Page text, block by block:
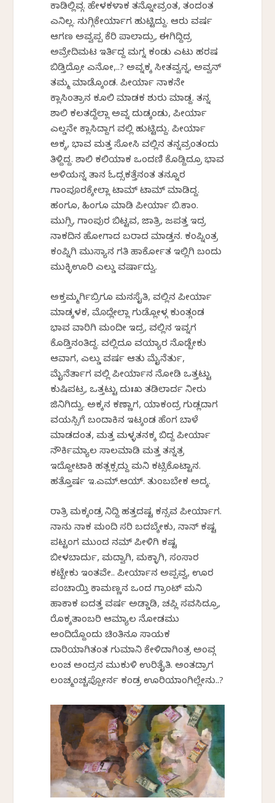
ಕಾಡಿಲ್ಲಿವ್ಗ. ಹೇಳಕಳಾಕ ತನ್ನೋವ್ರಂತ, ತಂದಂತ
ಎನಿಲ್ಲ. ನುಗ್ಗಿಕೇರ್ಯಾಗ ಹುಟ್ಟಿದ್ದು. ಆರು ವರ್ಷ
ಆಗಣ ಅವ್ವಪ್ಪ ಕೆರಿ ಪಾಲಾದ್ರು, ಈಗಿದ್ದಿದ್ರ
ಅವ್ರೇದಿಮಟ ಇರ್ತಿದ್ದ ಮಗ್ನ ಕಂಡು ಎಟು ಹರಷ
ಬಿಡ್ತಿದ್ರೋ ಎನೋ,..? ಅವ್ನಕ್ಕ ಸೀತವ್ವನ್ನ, ಅವ್ವನ್
ತಮ್ಮ ಮಾಡ್ಕೊಂಡ. ಪೀರ್ಯಾ ನಾಕನೇ
ಕ್ಲಾಸಿಂತ್ರಾನ ಕೂಲಿ ಮಾಡಕ ಶುರು ಮಾಡ್ದ. ತನ್ನ
ಶಾಲಿ ಕಲತದ್ದೆಲ್ಲಾ ಅವ್ನ ದುಡ್ಕಂಡು, ಪೀರ್ಯಾ
ಎಲ್ಡನೇ ಕ್ಲಾಸಿದ್ದಾಗ ವಲ್ಲಿ ಹುಟ್ಟಿದ್ದು. ಪೀರ್ಯಾ
ಅಕ್ಕ, ಭಾವ ಮತ್ತ ಸೋಸಿ ವಲ್ಲಿನ ತನ್ನವ್ರಂತಂದು
ತಿಳ್ದಿದ್ದ. ಶಾಲಿ ಕಲಿಯಾಕ ಒಂದಣಿ ಕೊಡ್ದಿದ್ರೂ ಭಾವ
ಅಳಿಯನ್ನ ತಾನ ಓದ್ಸಕತ್ತೆನಂತ ತನ್ನೂರ
ಗಾಂಪೂರಕ್ಕೇಲ್ಲಾ ಟಾಮ್ ಟಾಮ್ ಮಾಡಿದ್ದ.
ಹಂಗೂ, ಹಿಂಗೂ ಮಾಡಿ ಪೀರ್ಯಾ ಬಿ.ಕಾಂ.
ಮುಗ್ಸಿ, ಗಾಂಪುರ ಬಿಟ್ಟವ, ಜಾತ್ರಿ, ಜಪತ್ತ ಇದ್ರ
ನಾಕದಿನ ಹೋಗಾದ ಬರಾದ ಮಾಡ್ತನ. ಕಂಪ್ನಿಂತ್ರ
ಕಂಪ್ನಿಗಿ ಮುಸ್ಯಾನ ಗತಿ ಹಾರ್ಕೋತ ಇಲ್ಲಿಗಿ ಬಂದು
ಮುಕ್ಳಿಊರಿ ಎಲ್ಡು ವರ್ಷಾದ್ವು.
ಅಕ್ತಮ್ಮರ್ಗಿಬ್ರಿಗೂ ಮನಸೈತಿ, ವಲ್ಲಿನ ಪೀರ್ಯಾ
ಮಾಡ್ಕಳಕ, ಮೊದ್ಲೇಲ್ಲಾ ಗುಡ್ಲೋಳ್ಗ ಕುಂತ್ಗಂಡ
ಭಾವ ವಾರಿಗಿ ಮಂದೀ ಇದ್ರ, ವಲ್ಲಿನ ಇವ್ನಗ
ಕೊಡ್ತಿನಂತಿದ್ದ. ವಲ್ಲಿದೂ ವಯ್ಯಾರ ನೊಡ್ಬೇಕು
ಆವಾಗ, ಎಲ್ಡು ವರ್ಷ ಆತು ಮೈನೆರ್ತು,
ಮೈನೆರ್ತಾಗ ವಲ್ಲಿ ಪೀರ್ಯಾನ ನೋಡಿ ಒತ್ತಟ್ಟು
ಕುಷಿಪಟ್ರ, ಒತ್ತಟ್ಟು ದುಃಖ ತಡಿಲಾರ್ದ ನೀರು
ಜಿನಿಗಿದ್ವು. ಅಕ್ಕನ ಕಣ್ಣಾಗ, ಯಾಕಂದ್ರ ಗುಡ್ಲದಾಗ
ವಯಸ್ಸಿಗೆ ಬಂದಾಕಿನ ಇಟ್ಕಂಡ ಹೆಂಗ ಬಾಳೆ
ಮಾಡದಂತ, ಮತ್ತ ಮಳ್ಳತನಕ್ಕ ಬಿದ್ದ ಪೀರ್ಯಾ
ನೌರ್ಕಿಮ್ಯಾಲ ಸಾಲಮಾಡಿ ಮತ್ತ ತನ್ನತ್ರ
ಇದ್ದೋಟಾಕಿ ಹತ್ಲಕ್ಸದ್ದು ಮನಿ ಕಟ್ಸಿಕೊಟ್ಟಾನ.
ಹತ್ತೊರ್ಷ ಇ.ಎಮ್.ಆಯ್. ತುಂಬಬೇಕ ಅದ್ಕ.
ರಾತ್ರಿ ಮಕ್ಕಂಡ್ರ ನಿದ್ದಿ ಹತ್ತದಷ್ಟ ಕನ್ಸವ ಪೀರ್ಯಾಗ.
ನಾನು ನಾಕ ಮಂದಿ ಸರಿ ಬದಬ್ಕೇಕು, ನಾನ್ ಕಷ್ಟ
ಪಟ್ಟಂಗ ಮುಂದ ನಮ್ ಪೀಳಿಗಿ ಕಷ್ಟ
ಬೀಳಬಾರ್ದು, ಮದ್ವಾಗಿ, ಮಕ್ಳಾಗಿ, ಸಂಸಾರ
ಕಟ್ಬೇಕು ಇಂತವೇ.. ಪೀರ್ಯಾನ ಅಪ್ಪವ್ವ, ಊರ
ಪಂಚಾಯ್ತಿ ಕಾಮಣ್ಣನ ಒಂದ ಗ್ರಾಂಟ್ ಮನಿ
ಹಾಕಾಕ ಐದತ್ತ ವರ್ಷ ಅಡ್ಡಾಡಿ, ಚಪ್ಲಿ ಸವಸಿದ್ರೂ,
ರೊಕ್ಕತಾಂಬರಿ ಆಮ್ಯಾಲ ನೋಡಮು
ಅಂದಿದ್ದೊಂದು ಚಿಂತಿನೂ ಸಾಯಕ
ದಾರಿಯಾಗಿತಂತ ಗುಮಾನಿ ಕೇಳಿದಾಗಿಂತ್ರ ಅಂವ್ಗ
ಲಂಚ ಅಂದ್ರನ ಮುಕುಳಿ ಉರಿತೈತಿ. ಅಂತದ್ರಾಗ
ಲಂಚ್ಮಂಚ್ಚಪ್ಪೋರ್ನ ಕಂಡ್ರ ಊರಿಯಾಂಗಿಲ್ಲೇನು..?